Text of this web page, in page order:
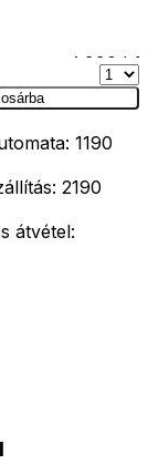
1190
2190
átvétel: